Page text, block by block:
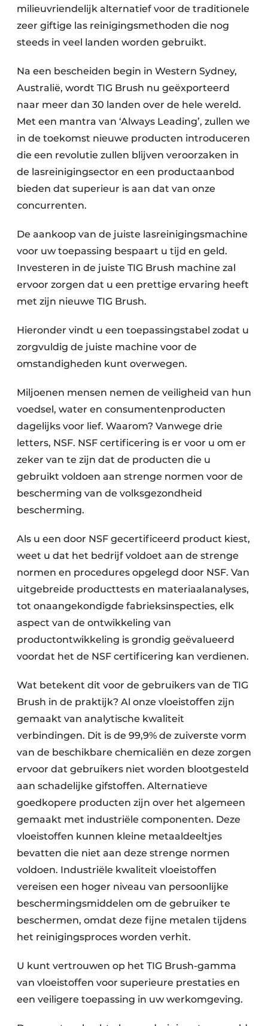
milieuvriendelijk alternatief voor de traditionele
zeer giftige las reinigingsmethoden die nog
steeds in veel landen worden gebruikt.
Na een bescheiden begin in Western Sydney,
Australië, wordt TIG Brush nu geëxporteerd
naar meer dan 30 landen over de hele wereld.
Met een mantra van ‘Always Leading’, zullen we
in de toekomst nieuwe producten introduceren
die een revolutie zullen blijven veroorzaken in
de lasreinigingsector en een productaanbod
bieden dat superieur is aan dat van onze
concurrenten.
De aankoop van de juiste lasreinigingsmachine
voor uw toepassing bespaart u tijd en geld.
Investeren in de juiste TIG Brush machine zal
ervoor zorgen dat u een prettige ervaring heeft
met zijn nieuwe TIG Brush.
Hieronder vindt u een toepassingstabel zodat u
zorgvuldig de juiste machine voor de
omstandigheden kunt overwegen.
Miljoenen mensen nemen de veiligheid van hun
voedsel, water en consumentenproducten
dagelijks voor lief. Waarom? Vanwege drie
letters, NSF. NSF certificering is er voor u om er
zeker van te zijn dat de producten die u
gebruikt voldoen aan strenge normen voor de
bescherming van de volksgezondheid
bescherming.
Als u een door NSF gecertificeerd product kiest,
weet u dat het bedrijf voldoet aan de strenge
normen en procedures opgelegd door NSF. Van
uitgebreide producttests en materiaalanalyses,
tot onaangekondigde fabrieksinspecties, elk
aspect van de ontwikkeling van
productontwikkeling is grondig geëvalueerd
voordat het de NSF certificering kan verdienen.
Wat betekent dit voor de gebruikers van de TIG
Brush in de praktijk? Al onze vloeistoffen zijn
gemaakt van analytische kwaliteit
verbindingen. Dit is de 99,9% de zuiverste vorm
van de beschikbare chemicaliën en deze zorgen
ervoor dat gebruikers niet worden blootgesteld
aan schadelijke gifstoffen. Alternatieve
goedkopere producten zijn over het algemeen
gemaakt met industriële componenten. Deze
vloeistoffen kunnen kleine metaaldeeltjes
bevatten die niet aan deze strenge normen
voldoen. Industriële kwaliteit vloeistoffen
vereisen een hoger niveau van persoonlijke
beschermingsmiddelen om de gebruiker te
beschermen, omdat deze fijne metalen tijdens
het reinigingsproces worden verhit.
U kunt vertrouwen op het TIG Brush-gamma
van vloeistoffen voor superieure prestaties en
een veiligere toepassing in uw werkomgeving.